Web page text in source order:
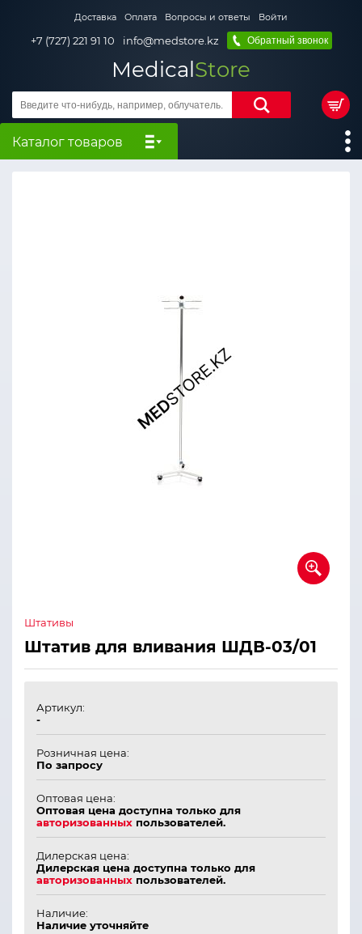
Доставка Оплата Вопросы и ответы Войти
+7 (727) 221 91 10 info@medstore.kz Обратный звонок
MedicalStore
Каталог товаров
Штативы
Штатив для вливания ШДВ-03/01
Артикул:
-
Розничная цена:
По запросу
Оптовая цена:
Оптовая цена доступна только для
авторизованных пользователей.
Дилерская цена:
Дилерская цена доступна только для
авторизованных пользователей.
Наличие:
Наличие уточняйте